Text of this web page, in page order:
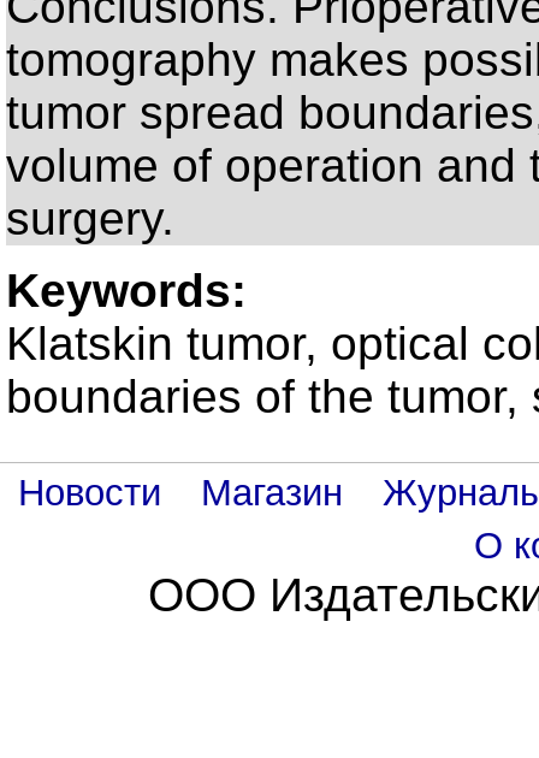
tomography makes
tumor spread
volume of operation and
surgery.
Keywords:
Klatskin tumor, optical
boundaries of the
Новости Магазин
О
ООО